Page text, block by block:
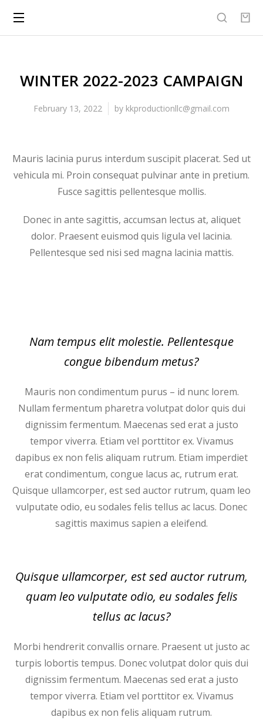
WINTER 2022-2023 CAMPAIGN
February 13, 2022 by kkproductionllc@gmail.com
Mauris lacinia purus interdum suscipit placerat. Sed ut
vehicula mi. Proin consequat pulvinar ante in pretium.
Fusce sagittis pellentesque mollis.
Donec in ante sagittis, accumsan lectus at, aliquet
dolor. Praesent euismod quis ligula vel lacinia.
Pellentesque sed nisi sed magna lacinia mattis.
Nam tempus elit molestie. Pellentesque
congue bibendum metus?
Mauris non condimentum purus – id nunc lorem.
Nullam fermentum pharetra volutpat dolor quis dui
dignissim fermentum. Maecenas sed erat a justo
tempor viverra. Etiam vel porttitor ex. Vivamus
dapibus ex non felis aliquam rutrum. Etiam imperdiet
erat condimentum, congue lacus ac, rutrum erat.
Quisque ullamcorper, est sed auctor rutrum, quam leo
vulputate odio, eu sodales felis tellus ac lacus. Donec
sagittis maximus sapien a eleifend.
Quisque ullamcorper, est sed auctor rutrum,
quam leo vulputate odio, eu sodales felis
tellus ac lacus?
Morbi hendrerit convallis ornare. Praesent ut justo ac
turpis lobortis tempus. Donec volutpat dolor quis dui
dignissim fermentum. Maecenas sed erat a justo
tempor viverra. Etiam vel porttitor ex. Vivamus
dapibus ex non felis aliquam rutrum.